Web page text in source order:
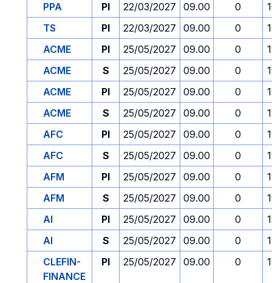
PPA
PI 22/03/2027 09.00 0
TS
PI 22/03/2027 09.00 0
ACME
PI 25/05/2027 09.00 0
ACME
S 25/05/2027 09.00 0
ACME
PI 25/05/2027 09.00 0
ACME
S 25/05/2027 09.00 0
AFC
PI 25/05/2027 09.00 0
AFC
S 25/05/2027 09.00 0
AFM
PI 25/05/2027 09.00 0
AFM
S 25/05/2027 09.00 0
AI
PI 25/05/2027 09.00 0
AI
S 25/05/2027 09.00 0
CLEFIN-
FINANCE
PI 25/05/2027 09.00 0